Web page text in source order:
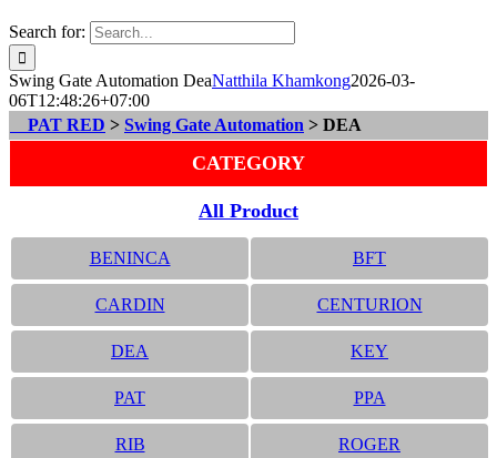
Search for:
Swing Gate Automation DeaNatthila Khamkong2026-03-
06T12:48:26+07:00
PAT RED > Swing Gate Automation > DEA
CATEGORY
All Product
BENINCA BFT
CARDIN CENTURION
DEA KEY
PAT PPA
RIB ROGER